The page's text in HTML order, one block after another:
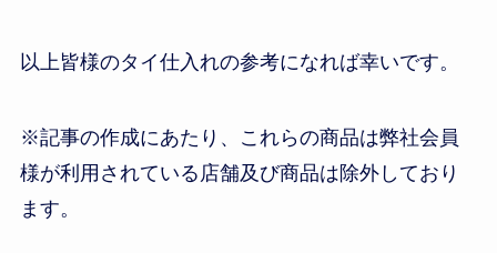
以上皆様のタイ仕入れの参考になれば幸いです。
※記事の作成にあたり、これらの商品は弊社会員
様が利用されている店舗及び商品は除外しており
ます。